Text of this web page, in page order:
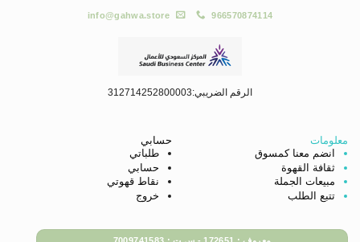
966570874114
info@gahwa.store
الرقم الضريبي:312714252800003
معلومات
انضم معنا كمسوق
ثقافة القهوة
مبيعات الجملة
تتبع الطلب
حسابي
طلباتي
حسابي
نقاط قهوتي
خروج